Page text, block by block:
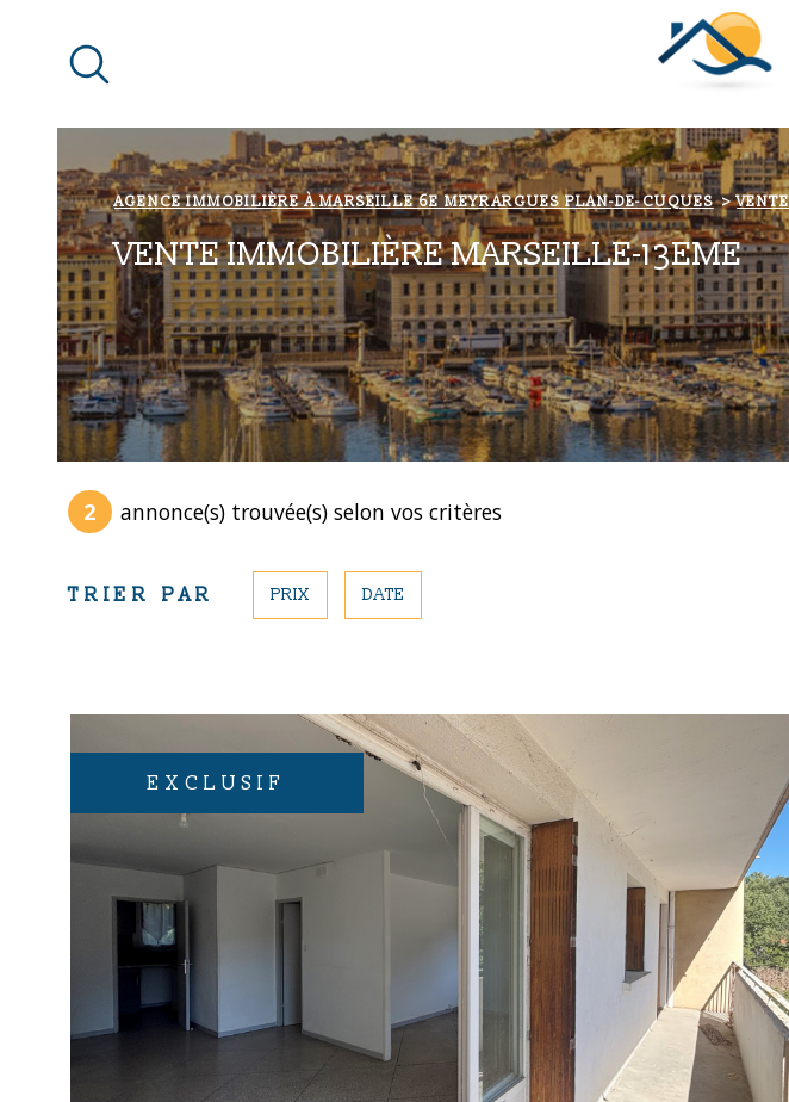
contenu
AGENCE IMMOBILIÈRE À MARSEILLE 6E MEYRARGUES PLAN-DE-CUQUES VENTE
VENTE IMMOBILIÈRE MARSEILLE-13EME
2 annonce(s) trouvée(s) selon vos critères
TRIER PAR PRIX DATE
EXCLUSIF
VOIR LE BIEN